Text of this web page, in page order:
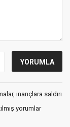
inançlara saldırı
yorumlar